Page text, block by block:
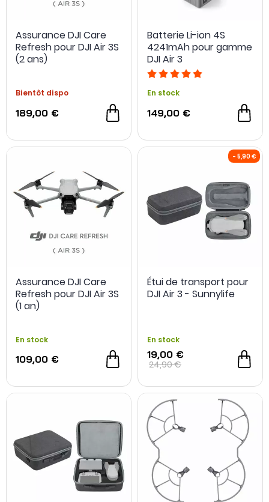
Assurance DJI Care
Refresh pour DJI Air 3S
(2 ans)
Bientôt dispo
189,00 €
Batterie Li-ion 4S
4241mAh pour gamme
DJI Air 3
En stock
149,00 €
Assurance DJI Care
Refresh pour DJI Air 3S
(1 an)
En stock
109,00 €
Étui de transport pour
DJI Air 3 - Sunnylife
En stock
19,00 €
24,90 €